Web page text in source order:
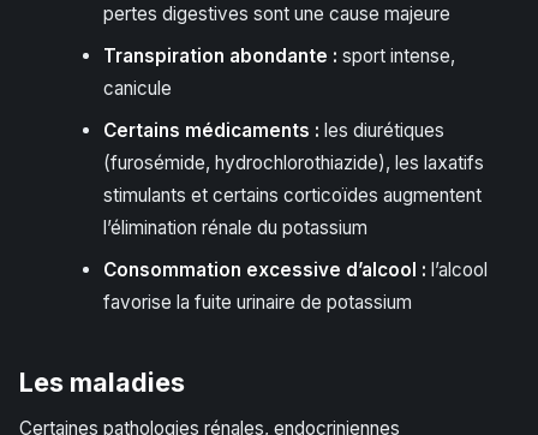
pertes digestives sont une cause majeure
Transpiration abondante : sport intense,
canicule
Certains médicaments : les diurétiques
(furosémide, hydrochlorothiazide), les laxatifs
stimulants et certains corticoïdes augmentent
l’élimination rénale du potassium
Consommation excessive d’alcool : l’alcool
favorise la fuite urinaire de potassium
Les maladies
Certaines pathologies rénales, endocriniennes